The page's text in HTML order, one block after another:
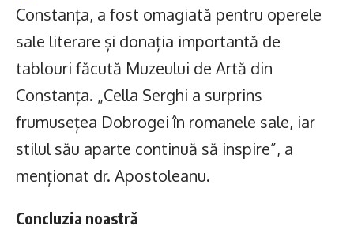
Constanța, a fost omagiată pentru operele
sale literare și donația importantă de
tablouri făcută Muzeului de Artă din
Constanța. „Cella Serghi a surprins
frumusețea Dobrogei în romanele sale, iar
stilul său aparte continuă să inspire”, a
menționat dr. Apostoleanu.
Concluzia noastră